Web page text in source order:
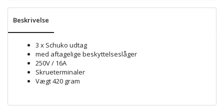
Beskrivelse
3 x Schuko udtag
med aftagelige beskyttelseslåger
250V / 16A
Skrueterminaler
Vægt 420 gram